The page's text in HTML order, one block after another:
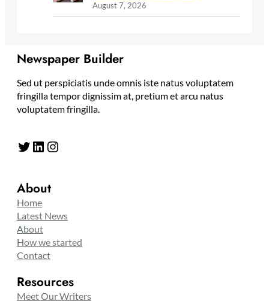
August 7, 2026
Newspaper Builder
Sed ut perspiciatis unde omnis iste natus voluptatem
fringilla tempor dignissim at, pretium et arcu natus
voluptatem fringilla.
Twitter LinkedIn Instagram
About
Home
Latest News
About
How we started
Contact
Resources
Meet Our Writers